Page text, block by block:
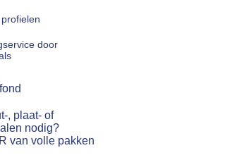
door
, plaat- of
nodig?
van volle pakken